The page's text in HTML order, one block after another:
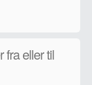
fra eller til